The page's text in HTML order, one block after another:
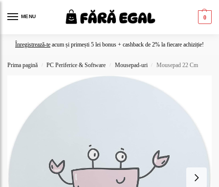
MENU 0
Înregistrează-te acum și primești 5 lei bonus + cashback de 2% la fiecare achiziție!
Prima pagină / PC Periferice & Software / Mousepad-uri / Mousepad 22 Cm